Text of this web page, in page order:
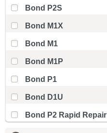
Bond P2S
Bond M1X
Bond M1
Bond M1P
Bond P1
Bond D1U
Bond P2 Rapid Repair